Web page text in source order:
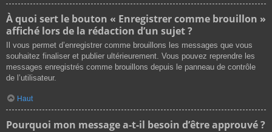
À quoi sert le bouton « Enregistrer comme brouillon »
affiché lors de la rédaction d’un sujet ?
Il vous permet d’enregistrer comme brouillons les messages que vous
souhaitez finaliser et publier ultérieurement. Vous pouvez reprendre les
messages enregistrés comme brouillons depuis le panneau de contrôle
de l’utilisateur.
Haut
Pourquoi mon message a-t-il besoin d’être approuvé ?